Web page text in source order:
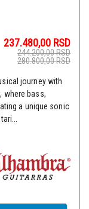
237.480,00 RSD
244.200,00RSD
280.800,00RSD
journey with
where bass,
a unique sonic